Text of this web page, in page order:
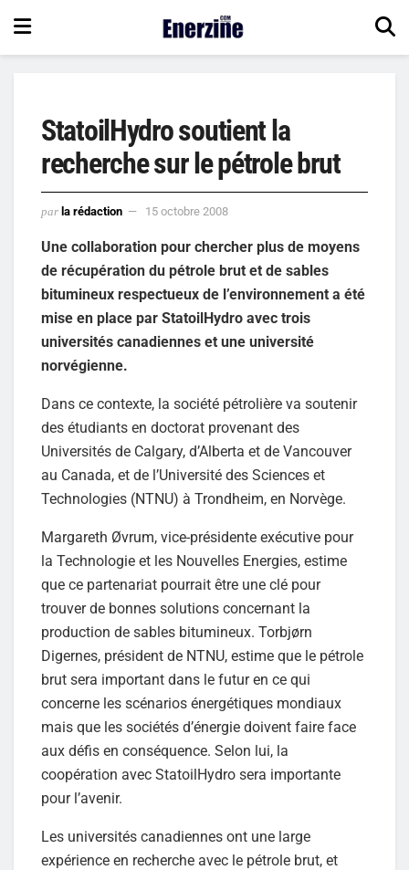
StatoilHydro soutient la
recherche sur le pétrole brut
par la rédaction 15 octobre 2008
Une collaboration pour chercher plus de moyens
de récupération du pétrole brut et de sables
bitumineux respectueux de l’environnement a été
mise en place par StatoilHydro avec trois
universités canadiennes et une université
norvégienne.
Dans ce contexte, la société pétrolière va soutenir
des étudiants en doctorat provenant des
Universités de Calgary, d’Alberta et de Vancouver
au Canada, et de l’Université des Sciences et
Technologies (NTNU) à Trondheim, en Norvège.
Margareth Øvrum, vice-présidente exécutive pour
la Technologie et les Nouvelles Energies, estime
que ce partenariat pourrait être une clé pour
trouver de bonnes solutions concernant la
production de sables bitumineux. Torbjørn
Digernes, président de NTNU, estime que le pétrole
brut sera important dans le futur en ce qui
concerne les scénarios énergétiques mondiaux
mais que les sociétés d’énergie doivent faire face
aux défis en conséquence. Selon lui, la
coopération avec StatoilHydro sera importante
pour l’avenir.
Les universités canadiennes ont une large
expérience en recherche avec le pétrole brut, et